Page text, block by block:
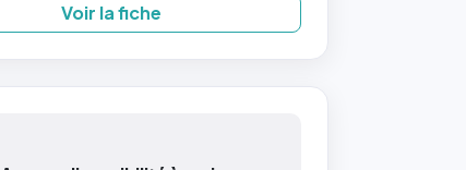
Voir la fiche